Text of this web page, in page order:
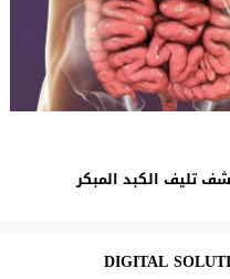
تليف الكبد المبكر
DIGITAL